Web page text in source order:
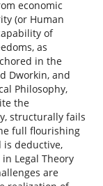
economic
(or Human
of
as
in the
Dworkin, and
Philosophy,
the
structurally fails
full flourishing
is deductive,
Legal Theory
are